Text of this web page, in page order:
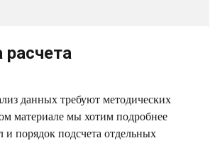
данных требуют методических
материале мы хотим подробнее
и порядок подсчета отдельных